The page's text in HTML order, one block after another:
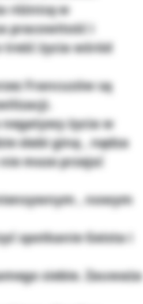
różnicę w
pracowitość i
treść życia wśród
Francuzów są
życia w
słabi giną , nędza
moze przejsć
, nowym
spotkanie Geista i
siebie. Zauważa